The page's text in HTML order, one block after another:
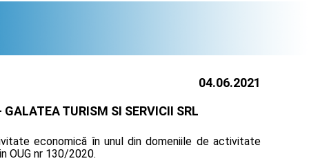
04.06.2021
GALATEA TURISM SI SERVICII SRL
economică în unul din domeniile de activitate
OUG nr 130/2020.